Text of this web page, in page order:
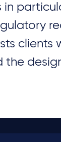
in
clients
the